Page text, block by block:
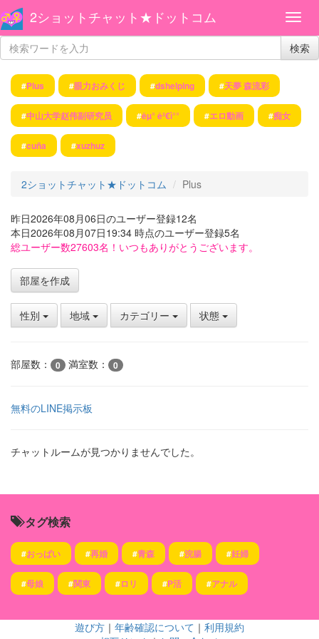
2ショットチャット★ドットコム
検索
#Plus #眼力おみくじ #dshelping #天夢 森流彩
#中山大学赵伟副研究员 #êµ° ê²€ì°° #エロ動画 #痴女
#cuña #xuzhuz
2ショットチャット★ドットコム Plus
昨日2026年08月06日のユーザー登録12名
本日2026年08月07日19:34 時点のユーザー登録5名
総ユーザー数27603名！いつもありがとうございます。
部屋を作成
性別 地域 カテゴリー 状態
部屋数： 0 満室数： 0
無料のLINE掲示板
チャットルームが見つかりませんでした。
タグ検索
#おっぱい #再婚 #青森 #浣腸 #妊婦
#母娘 #関東 #ロリ #P活 #アナル
遊び方 ｜ 年齢確認について ｜ 利用規約